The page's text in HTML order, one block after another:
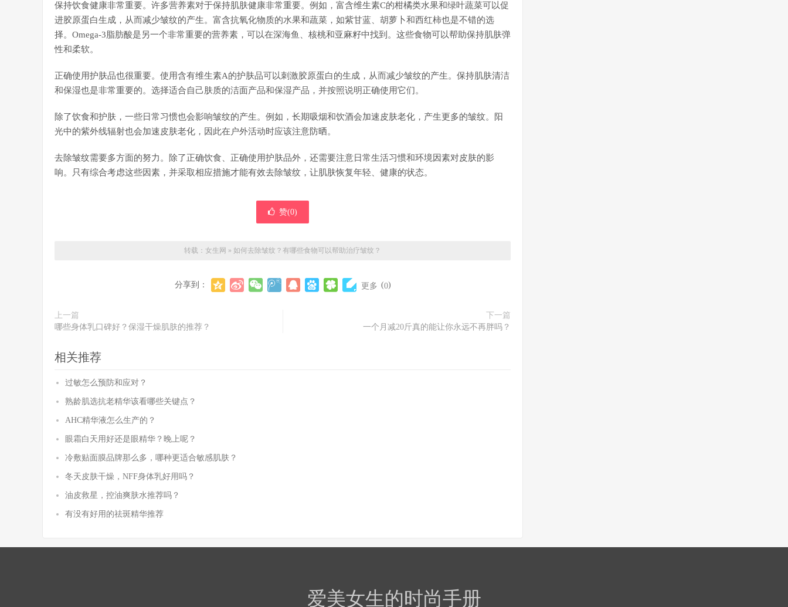
保持饮食健康非常重要。许多营养素对于保持肌肤健康非常重要。例如，富含维生素C的柑橘类水果和绿叶蔬菜可以促
进胶原蛋白生成，从而减少皱纹的产生。富含抗氧化物质的水果和蔬菜，如紫甘蓝、胡萝卜和西红柿也是不错的选
择。Omega-3脂肪酸是另一个非常重要的营养素，可以在深海鱼、核桃和亚麻籽中找到。这些食物可以帮助保持肌肤弹
性和柔软。
正确使用护肤品也很重要。使用含有维生素A的护肤品可以刺激胶原蛋白的生成，从而减少皱纹的产生。保持肌肤清洁
和保湿也是非常重要的。选择适合自己肤质的洁面产品和保湿产品，并按照说明正确使用它们。
除了饮食和护肤，一些日常习惯也会影响皱纹的产生。例如，长期吸烟和饮酒会加速皮肤老化，产生更多的皱纹。阳
光中的紫外线辐射也会加速皮肤老化，因此在户外活动时应该注意防晒。
去除皱纹需要多方面的努力。除了正确饮食、正确使用护肤品外，还需要注意日常生活习惯和环境因素对皮肤的影
响。只有综合考虑这些因素，并采取相应措施才能有效去除皱纹，让肌肤恢复年轻、健康的状态。
赞(0)
转载： 女生网 » 如何去除皱纹？有哪些食物可以帮助治疗皱纹？
分享到： 更多 (0)
上一篇
哪些身体乳口碑好？保湿干燥肌肤的推荐？
下一篇
一个月减20斤真的能让你永远不再胖吗？
相关推荐
过敏怎么预防和应对？
熟龄肌选抗老精华该看哪些关键点？
AHC精华液怎么生产的？
眼霜白天用好还是眼精华？晚上呢？
冷敷贴面膜品牌那么多，哪种更适合敏感肌肤？
冬天皮肤干燥，NFF身体乳好用吗？
油皮救星，控油爽肤水推荐吗？
有没有好用的祛斑精华推荐
爱美女生的时尚手册